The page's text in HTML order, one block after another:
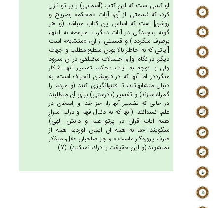
او كسى است كه اين كتاب (آسمانى) را بر تو نازل
كرد، كه قسمتى از آن، آيات «محكم» [صريح و
روشن‏] است كه اساس اين كتاب مى‏باشد (و هر
گونه پيچيدگى در آيات ديگر، با مراجعه به اينها،
برطرف مى‏گردد.) و قسمتى از آن، «متشابه» است
[آياتى كه به خاطر بالا بودن سطح مطلب و جهات
ديگر، در نگاه اول، احتمالات مختلفى در آن مى‏رود
ولى با توجه به آيات محكم، تفسير آنها آشكار
مى‏گردد.] اما آنها كه در قلوبشان انحراف است، به
دنبال متشابهاتند، تا فتنه‏انگيزى كنند (و مردم را
گمراه سازند) و تفسير (نادرستى) براى آن مى‏طلبند
در حالى كه تفسير آنها را، جز خدا و راسخان در
علم، نمى‏دانند. (آنها كه به دنبال فهم و دركِ اسرارِ
همه آيات قرآن در پرتو علم و دانش الهى)
مى‏گويند: «ما به همه آن ايمان آورديم همه از
طرف پروردگارِ ماست.» و جز صاحبان عقل، متذكر
نمى‏شوند (و اين حقيقت را درك نمى‏كنند). (7)